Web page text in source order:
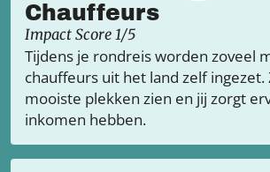
Chauffeurs
Impact Score 1/5
Tijdens je rondreis worden zoveel
chauffeurs uit het land zelf ingezet.
mooiste plekken zien en jij zorgt
inkomen hebben.